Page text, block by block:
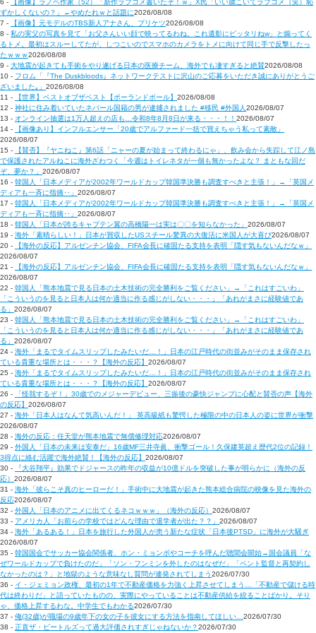
6 -
【画像】ラノベ作家（52）「新作ラブコメ書いたぞ！ｗ」X民「いい歳こいてラブコメ（笑）恥
ずかしくないの？」←やめたれｗと話題に2026/08/08
7 -
【画像】元モデルのTBS新人アナさん、プリケツ2026/08/08
8 - 私の実父の写真を見て「お父さんいい顔で映ってるわね。これ遺影にピッタリねw」と煽ってく
るトメ。最初はスルーしてたが、しつこいのでスマホのカメラをトメに向けて同じ手で反撃したっ
たｗｗｗ2026/08/08
9 - 大地震が起きても手術をやり遂げる日本の医療チーム、海外でも凄すぎると絶賛2026/08/08
10 - フロム「『The Duskbloods』ネットワークテストに沢山のご応募をいただき誠にありがとうご
ざいました｡」 2026/08/08
11 -
【世界】ベストオブザベスト【ポーランドボール】 2026/08/08
12 - 神社に住み着いていたネパール国籍の男が逮捕されました #移民 #外国人2026/08/07
13 - オンライン抽選は1万人超えの店も…令和8年8月8日が来る・・・！！ 2026/08/07
14 -
【画像あり】インフルエンサー「20歳でアルファード一括で買えちゃう私って素敵」
2026/08/07
15 -
【賛否】『ヤニねこ』第6話「ニャーの夏が始まって終わるにゃ」、飲み会から失踪して江ノ島
で保護されたアルねこに海外ざわつく「今週はトイレネタが一個も無かったよな？ まともな回だ
ぞ、夢か？」 2026/08/07
16 - 韓国人「日本メディアが2002年ワールドカップ韓国準決勝も調査すべきと主張！」→「英国メ
ディアも一斉に指摘‥」 2026/08/07
17 - 韓国人「日本メディアが2002年ワールドカップ韓国準決勝も調査すべきと主張！」→「英国メ
ディアも一斉に指摘‥」 2026/08/07
18 - 韓国人「日本が誇るキャプテン翼の高橋陽一は実は〇〇を知らなかった」 2026/08/07
19 - 海外「素晴らしい！」日本が買収したUSスチール驚異の大復活に米国人が大喜び2026/08/07
20 -
【海外の反応】アルゼンチン協会、FIFA会長に確固たる支持を表明「隠す気もないんだなｗ」
2026/08/07
21 -
【海外の反応】アルゼンチン協会、FIFA会長に確固たる支持を表明「隠す気もないんだなｗ」
2026/08/07
22 - 韓国人「熊本地震で見る日本の土木技術の完全勝利をご覧ください」→「これはすごいわ」
「こういうのを見ると日本人は何か適当に作る感じがしない・・・」「あれがまさに経験値であ
る」 2026/08/07
23 - 韓国人「熊本地震で見る日本の土木技術の完全勝利をご覧ください」→「これはすごいわ」
「こういうのを見ると日本人は何か適当に作る感じがしない・・・」「あれがまさに経験値であ
る」 2026/08/07
24 - 海外「まるでタイムスリップしたみたいだ…！」日本の江戸時代の街並みがそのまま保存され
ている貴重な場所とは・・・？【海外の反応】 2026/08/07
25 - 海外「まるでタイムスリップしたみたいだ…！」日本の江戸時代の街並みがそのまま保存され
ている貴重な場所とは・・・？【海外の反応】 2026/08/07
26 -
「怪我するぞ！」30歳でのメジャーデビュー、三振後の豪快ジャンプに心配と賛否の声【海外
の反応】 2026/08/07
27 - 海外「日本人はなんて気高いんだ！」 英高級紙も驚愕した極限の中の日本人の姿に世界が衝撃
2026/08/07
28 - 海外の反応：任天堂が熊本地震で無償修理対応2026/08/07
29 - 外国人「日本の未来は安泰だ」16歳MF三井寺眞、衝撃ゴール！久保建英超え歴代2位の記録！
3得点に絡む活躍で海外絶賛！【海外の反応】 2026/08/07
30 -
『大谷翔平』効果でドジャースの昨年の収益が10億ドルを突破した事が明らかに（海外の反
応） 2026/08/07
31 - 海外「彼らこそ真のヒーローだ！」手術中に大地震が起きた熊本総合病院の映像を見た海外の
反応2026/08/07
32 - 外国人「日本のアニメに出てくるネコｗｗｗ」（海外の反応） 2026/08/07
33 - アメリカ人「お前らの学校ではどんな理由で退学者が出た？？」 2026/08/07
34 - 海外「あるある！」日本を旅行した外国人が患う新たな症状「日本後PTSD」に海外が大騒ぎ
2026/08/07
35 - 韓国国会でサッカー協会関係者、ホン・ミョンボやコーチを呼んだ聴聞会開始→国会議員「な
ぜワールドカップで負けたのだ」「ソン・フンミンを外したのはなぜだ」「ベント監督と再契約し
なかったのは？」と地獄のような意味なし質問が連発されてしまう2026/07/30
36 - イ・ジェミョン政権、最初の1年で不動産価格を力強く上昇させてしまう…「不動産で儲ける時
代は終わりだ」と語っていたものの、実際にやっていることは不動産供給を絞ることばかり。そり
ゃ、価格上昇するわな。中学生でもわかる2026/07/30
37 - 俺(32歳)が職場の9歳年下の女の子を彼女にする方法を指南してほしい…2026/07/30
38 - 正直ザ・ビートルズって過大評価されすぎじゃねないか？2026/07/30